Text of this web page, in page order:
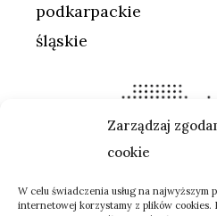
Zarządzaj
cookie
W celu świadczenia usług na najwyższym
internetowej korzystamy z plików cookies.
podkarpackie
śląskie